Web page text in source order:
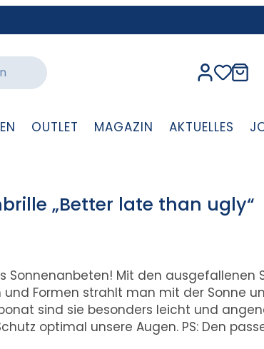
OUTLET MAGAZIN AKTUELLES
„Better late than ugly“
Sonnenanbeten! Mit den ausgefallenen
und Formen strahlt man mit der Sonne
sind sie besonders leicht und
optimal unsere Augen. PS: Den